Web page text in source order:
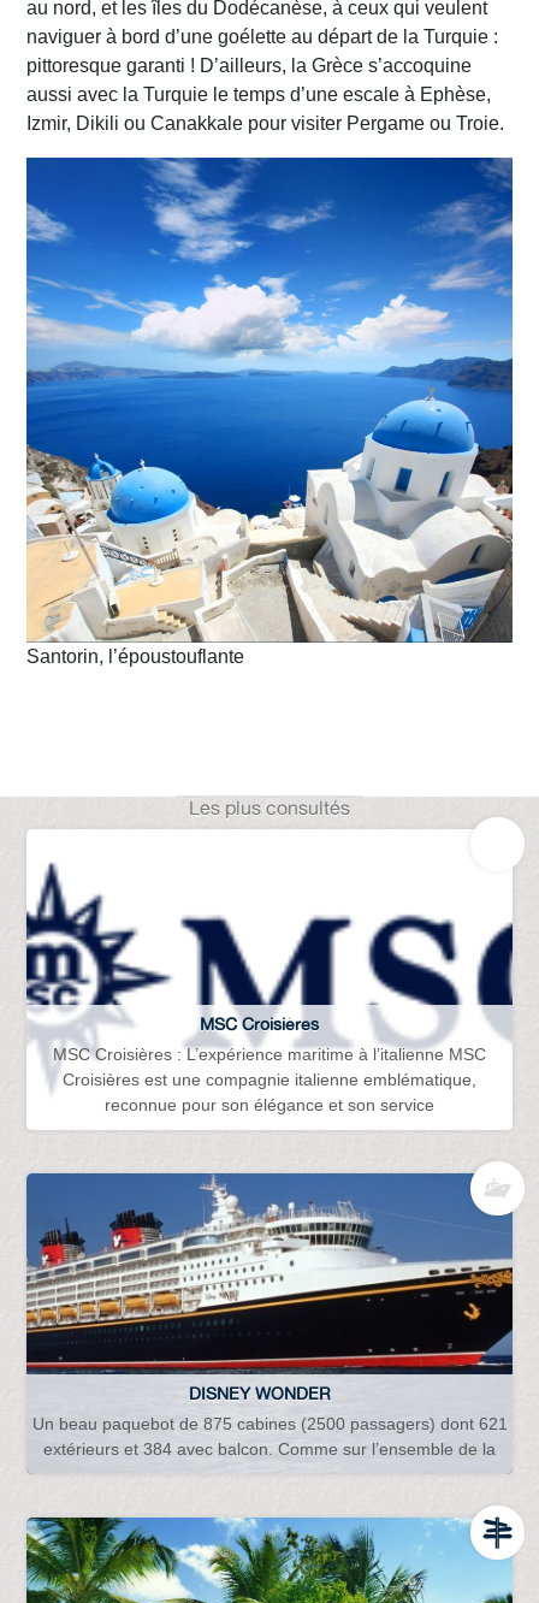
au nord, et les îles du Dodécanèse, à ceux qui veulent
naviguer à bord d’une goélette au départ de la Turquie :
pittoresque garanti ! D’ailleurs, la Grèce s’accoquine
aussi avec la Turquie le temps d’une escale à Ephèse,
Izmir, Dikili ou Canakkale pour visiter Pergame ou Troie.
Santorin, l’époustouflante
Les plus consultés
MSC Croisières
MSC Croisières : L’expérience maritime à l’italienne MSC
Croisières est une compagnie italienne emblématique,
reconnue pour son élégance et son service
DISNEY WONDER
Un beau paquebot de 875 cabines (2500 passagers) dont 621
extérieurs et 384 avec balcon. Comme sur l’ensemble de la